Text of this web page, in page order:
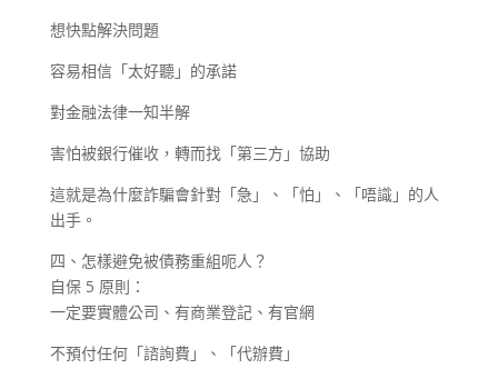
想快點解決問題
容易相信「太好聽」的承諾
對金融法律一知半解
害怕被銀行催收，轉而找「第三方」協助
這就是為什麼詐騙會針對「急」、「怕」、「唔識」的人
出手。
四、怎樣避免被債務重組呃人？
自保 5 原則：
一定要實體公司、有商業登記、有官網
不預付任何「諮詢費」、「代辦費」